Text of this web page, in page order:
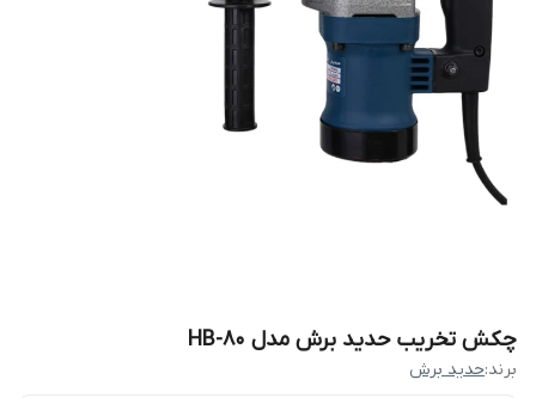
چکش تخریب حدید برش مدل HB-80
برند:حدید برش